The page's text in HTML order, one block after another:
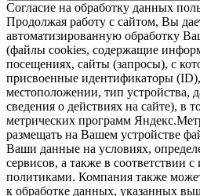
Согласие на обработку данных
Продолжая работу с сайтом, Вы
автоматизированную обработку
(файлы cookies, содержащие
посещениях, сайты (запросы), с
присвоенные идентификаторы (ID),
местоположении, тип устройства,
сведения о действиях на сайте), в
метрических программ
размещать на Вашем устройстве
Ваши данные на условиях,
сервисов, а также в соответствии
политиками. Компания также
к обработке данных, указанных